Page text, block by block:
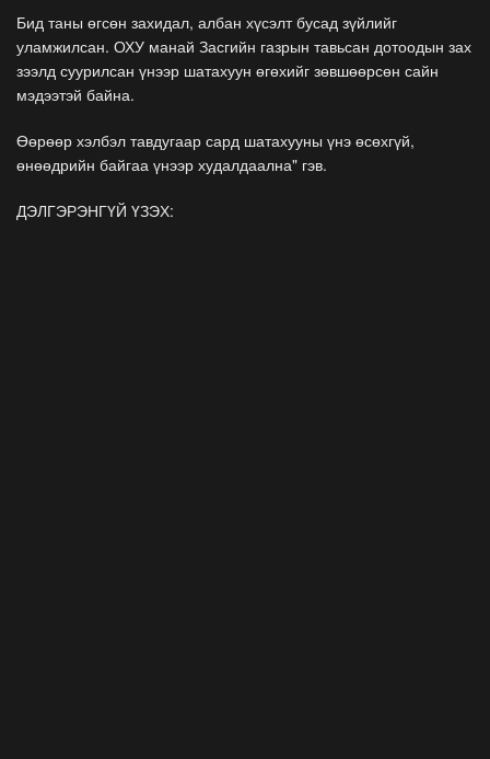
Бид таны өгсөн захидал, албан хүсэлт бусад зүйлийг
уламжилсан. ОХУ манай Засгийн газрын тавьсан дотоодын зах
зээлд суурилсан үнээр шатахуун өгөхийг зөвшөөрсөн сайн
мэдээтэй байна.
Өөрөөр хэлбэл тавдугаар сард шатахууны үнэ өсөхгүй,
өнөөдрийн байгаа үнээр худалдаална" гэв.
ДЭЛГЭРЭНГҮЙ ҮЗЭХ: